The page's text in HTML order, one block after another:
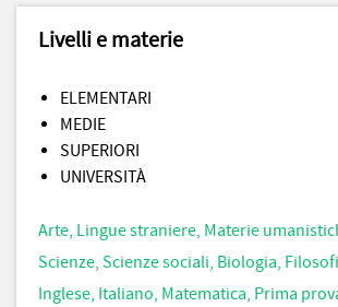
Livelli e materie
ELEMENTARI
MEDIE
SUPERIORI
UNIVERSITÀ
Arte, Lingue straniere, Materie
Scienze, Scienze sociali, Biologia,
Inglese, Italiano, Matematica, Prima